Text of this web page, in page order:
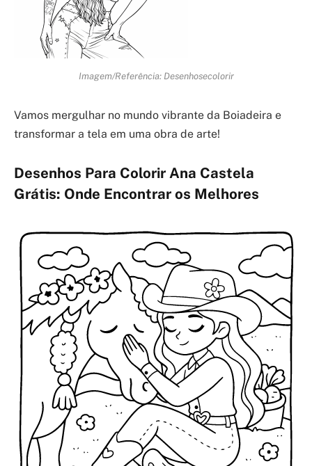
Imagem/Referência: Desenhosecolorir
Vamos mergulhar no mundo vibrante da Boiadeira e
transformar a tela em uma obra de arte!
Desenhos Para Colorir Ana Castela
Grátis: Onde Encontrar os Melhores